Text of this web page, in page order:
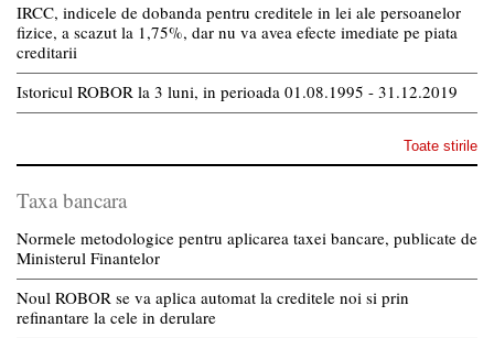
IRCC, indicele de dobanda pentru creditele in lei ale persoanelor
fizice, a scazut la 1,75%, dar nu va avea efecte imediate pe piata
creditarii
Istoricul ROBOR la 3 luni, in perioada 01.08.1995 - 31.12.2019
Toate stirile
Taxa bancara
Normele metodologice pentru aplicarea taxei bancare, publicate de
Ministerul Finantelor
Noul ROBOR se va aplica automat la creditele noi si prin
refinantare la cele in derulare